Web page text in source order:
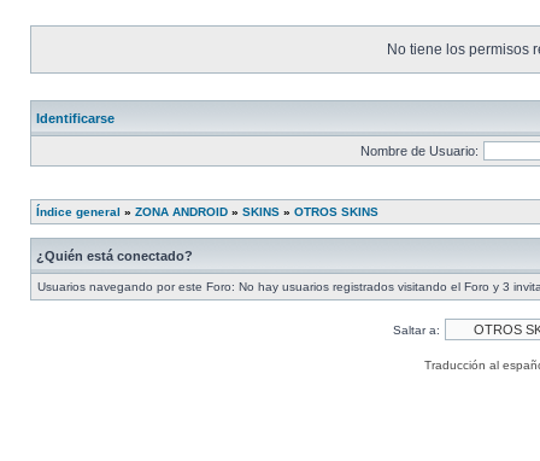
No tiene los permisos
Identificarse
Nombre de Usuario:
Índice general » ZONA ANDROID » SKINS » OTROS SKINS
¿Quién está conectado?
Usuarios navegando por este Foro: No hay usuarios registrados visitando el Foro y 3
Saltar a:
Traducción al